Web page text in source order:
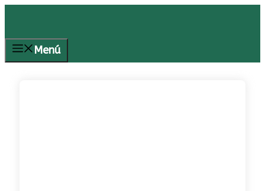
contenido
Menú